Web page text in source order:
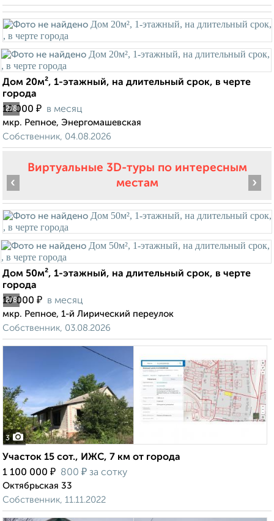
2/8
Дом 20м², 1-этажный, на длительный срок, в черте
города
12 000 ₽ в месяц
мкр. Репное, Энергомашевская
Собственник, 04.08.2026
Виртуальные 3D-туры по интересным
местам
2/8
‹ ›
Дом 50м², 1-этажный, на длительный срок, в черте
города
10 000 ₽ в месяц
мкр. Репное, 1-й Лирический переулок
Собственник, 03.08.2026
3
Участок 15 сот., ИЖС, 7 км от города
1 100 000 ₽ 800 ₽ за сотку
Октябрьская 33
Собственник, 11.11.2022